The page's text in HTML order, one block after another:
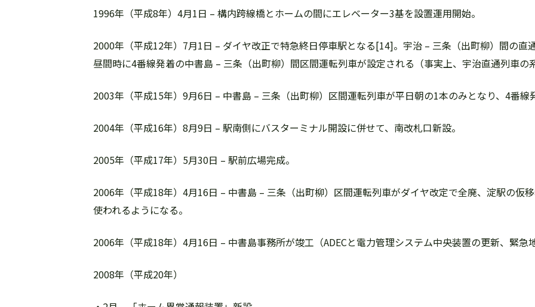
1996年（平成8年）4月1日 – 構内跨線橋とホームの間にエレベーター3基を設置運用開始。
2000年（平成12年）7月1日 – ダイヤ改正で特急終日停車駅となる[14]。宇治 – 三条（出町柳）間の直
昼間時に4番線発着の中書島 – 三条（出町柳）間区間運転列車が設定される（事実上、宇治直通列車の
2003年（平成15年）9月6日 – 中書島 – 三条（出町柳）区間運転列車が平日朝の1本のみとなり、4番線
2004年（平成16年）8月9日 – 駅南側にバスターミナル開設に併せて、南改札口新設。
2005年（平成17年）5月30日 – 駅前広場完成。
2006年（平成18年）4月16日 – 中書島 – 三条（出町柳）区間運転列車がダイヤ改定で全廃、淀駅の仮
使われるようになる。
2006年（平成18年）4月16日 – 中書島事務所が竣工（ADECと電力管理システム中央装置の更新、緊急
2008年（平成20年）